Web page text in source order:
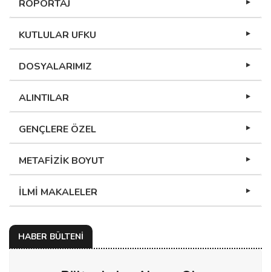
RÖPORTAJ
KUTLULAR UFKU
DOSYALARIMIZ
ALINTILAR
GENÇLERE ÖZEL
METAFİZİK BOYUT
İLMİ MAKALELER
HABER BÜLTENİ